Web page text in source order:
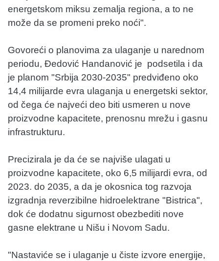
energetskom miksu zemalja regiona, a to ne
može da se promeni preko noći".
Govoreći o planovima za ulaganje u narednom
periodu, Đedović Handanović je podsetila i da
je planom "Srbija 2030-2035" predviđeno oko
14,4 milijarde evra ulaganja u energetski sektor,
od čega će najveći deo biti usmeren u nove
proizvodne kapacitete, prenosnu mrežu i gasnu
infrastrukturu.
Precizirala je da će se najviše ulagati u
proizvodne kapacitete, oko 6,5 milijardi evra, od
2023. do 2035, a da je okosnica tog razvoja
izgradnja reverzibilne hidroelektrane "Bistrica",
dok će dodatnu sigurnost obezbediti nove
gasne elektrane u Nišu i Novom Sadu.
"Nastaviće se i ulaganje u čiste izvore energije,